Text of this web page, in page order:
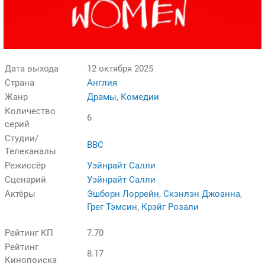
Дата выхода
12 октября 2025
Страна
Англия
Жанр
Драмы, Комедии
Количество
серий
6
Студии/
Телеканалы
BBC
Режиссёр
Уэйнрайт Салли
Сценарий
Уэйнрайт Салли
Актёры
Эшборн Лоррейн, Скэнлэн Джоанна,
Грег Тэмсин, Крэйг Розали
Рейтинг КП
7.70
Рейтинг
Кинопоиска
8.17